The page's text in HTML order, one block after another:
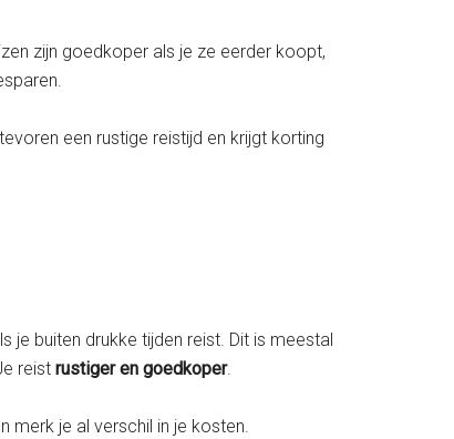
zijn goedkoper als je ze eerder koopt,
een rustige reistijd en krijgt korting
je buiten drukke tijden reist. Dit is meestal
reist rustiger en goedkoper.
merk je al verschil in je kosten.